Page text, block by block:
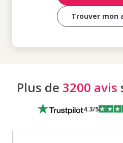
Trouver mon
Plus de 3200 avis
4.3/5